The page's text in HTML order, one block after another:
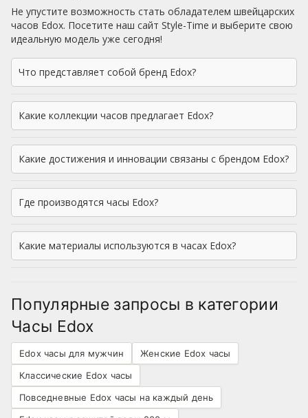
Не упустите возможность стать обладателем швейцарских
часов Edox. Посетите наш сайт Style-Time и выберите свою
идеальную модель уже сегодня!
Что представляет собой бренд Edox?
Какие коллекции часов предлагает Edox?
Какие достижения и инновации связаны с брендом Edox?
Где производятся часы Edox?
Какие материалы используются в часах Edox?
Популярные запросы в категории
Часы Edox
Edox часы для мужчин
Женские Edox часы
Классические Edox часы
Повседневные Edox часы на каждый день